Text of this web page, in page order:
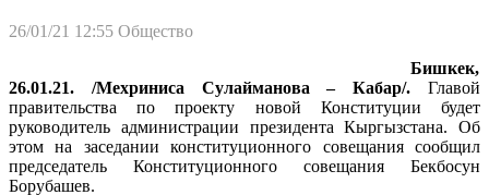
26/01/21 12:55 Общество
Бишкек,
26.01.21. /Мехриниса Сулайманова – Кабар/. Главой
правительства по проекту новой Конституции будет
руководитель администрации президента Кыргызстана. Об
этом на заседании конституционного совещания сообщил
председатель Конституционного совещания Бекбосун
Борубашев.